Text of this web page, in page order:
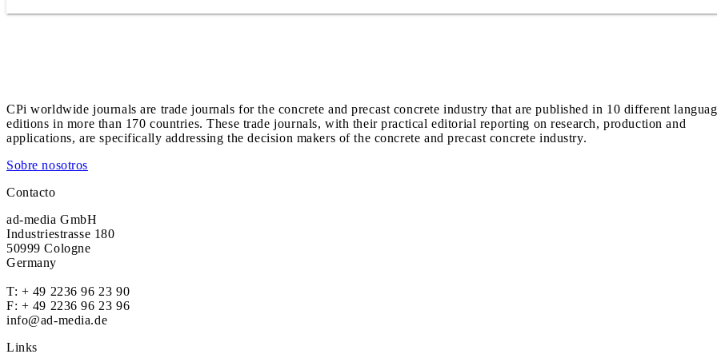
CPi worldwide journals are trade journals for the concrete and precast concrete industry that are published in 10 different
editions in more than 170 countries. These trade journals, with their practical editorial reporting on research, production and
applications, are specifically addressing the decision makers of the concrete and precast concrete industry.
Sobre nosotros
Contacto
ad-media GmbH
Industriestrasse 180
50999 Cologne
Germany
T: + 49 2236 96 23 90
F: + 49 2236 96 23 96
info@ad-media.de
Links